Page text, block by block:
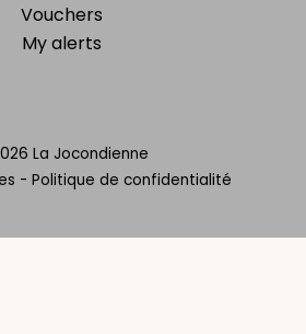
Vouchers
My alerts
La Jocondienne
- Politique de confidentialité